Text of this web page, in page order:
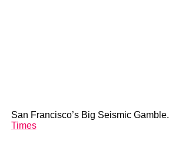
San Francisco’s Big Seismic Gamble.
Times